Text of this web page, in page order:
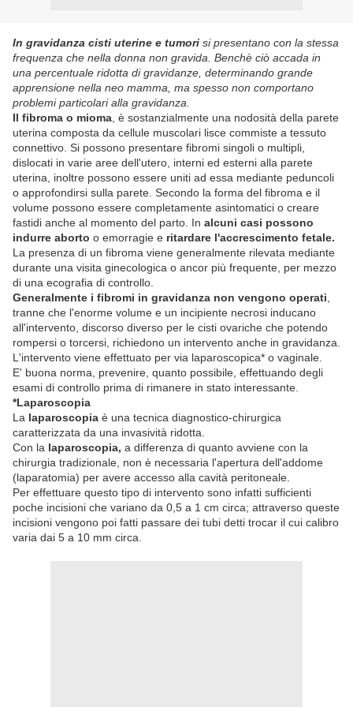
In gravidanza cisti uterine e tumori si presentano con la stessa
frequenza che nella donna non gravida. Benchè ciò accada in
una percentuale ridotta di gravidanze, determinando grande
apprensione nella neo mamma, ma spesso non comportano
problemi particolari alla gravidanza.
Il fibroma o mioma , è sostanzialmente una nodosità della parete
uterina composta da cellule muscolari lisce commiste a tessuto
connettivo. Si possono presentare fibromi singoli o multipli,
dislocati in varie aree dell'utero, interni ed esterni alla parete
uterina, inoltre possono essere uniti ad essa mediante peduncoli
o approfondirsi sulla parete. Secondo la forma del fibroma e il
volume possono essere completamente asintomatici o creare
fastidi anche al momento del parto. In alcuni casi possono
indurre aborto o emorragie e ritardare l'accrescimento fetale.
La presenza di un fibroma viene generalmente rilevata mediante
durante una visita ginecologica o ancor più frequente, per mezzo
di una ecografia di controllo.
Generalmente i fibromi in gravidanza non vengono operati
tranne che l'enorme volume e un incipiente necrosi inducano
all'intervento, discorso diverso per le cisti ovariche che potendo
rompersi o torcersi, richiedono un intervento anche in gravidanza.
L'intervento viene effettuato per via laparoscopica* o vaginale.
E' buona norma, prevenire, quanto possibile, effettuando degli
esami di controllo prima di rimanere in stato interessante.
*Laparoscopia
La laparoscopia è una tecnica diagnostico-chirurgica
caratterizzata da una invasività ridotta.
Con la laparoscopia, a differenza di quanto avviene con la
chirurgia tradizionale, non è necessaria l'apertura dell'addome
(laparatomia) per avere accesso alla cavità peritoneale.
Per effettuare questo tipo di intervento sono infatti sufficienti
poche incisioni che variano da 0,5 a 1 cm circa; attraverso queste
incisioni vengono poi fatti passare dei tubi detti trocar il cui calibro
varia dai 5 a 10 mm circa.